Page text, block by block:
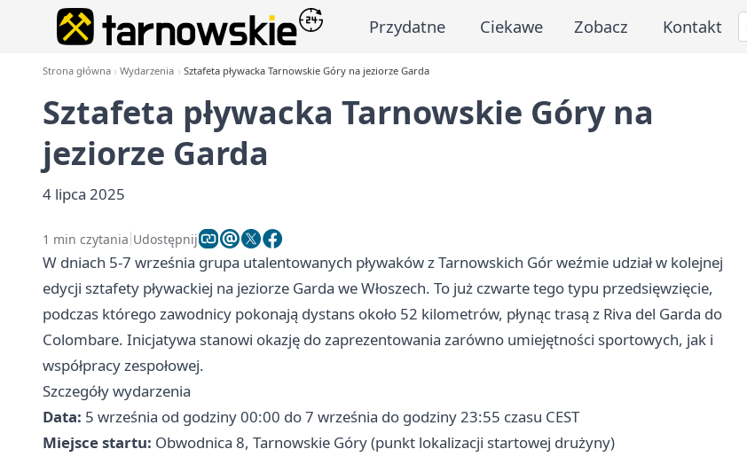
Przydatne Ciekawe Zobacz Kontakt
Strona główna Wydarzenia Sztafeta pływacka Tarnowskie Góry na jeziorze Garda
Sztafeta pływacka Tarnowskie Góry na
jeziorze Garda
4 lipca 2025
1 min czytania Udostępnij
W dniach 5-7 września grupa utalentowanych pływaków z Tarnowskich Gór weźmie udział w kolejnej
edycji sztafety pływackiej na jeziorze Garda we Włoszech. To już czwarte tego typu przedsięwzięcie,
podczas którego zawodnicy pokonają dystans około 52 kilometrów, płynąc trasą z Riva del Garda do
Colombare. Inicjatywa stanowi okazję do zaprezentowania zarówno umiejętności sportowych, jak i
współpracy zespołowej.
Szczegóły wydarzenia
Data: 5 września od godziny 00:00 do 7 września do godziny 23:55 czasu CEST
Miejsce startu: Obwodnica 8, Tarnowskie Góry (punkt lokalizacji startowej drużyny)